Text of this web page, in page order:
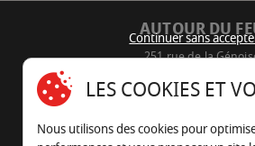
AUTOUR DU
251 rue de la
05 45 22 98
Nous envoyer un e-
Continuer sans
LES COOKIES ET
Nous utilisons des cookies pour